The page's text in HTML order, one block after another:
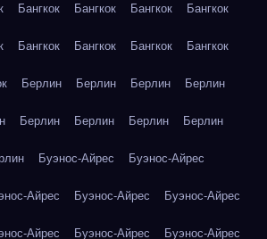
Бангкок Бангкок Бангкок Бангкок
Бангкок Бангкок Бангкок Бангкок
Берлин Берлин Берлин Берлин
Берлин Берлин Берлин Берлин
Буэнос-Айрес Буэнос-Айрес
Айрес Буэнос-Айрес Буэнос-Айрес
Айрес Буэнос-Айрес Буэнос-Айрес